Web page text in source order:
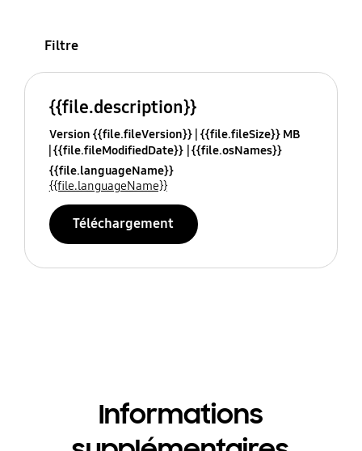
Filtre
{{file.description}}
Version {{file.fileVersion}} {{file.fileSize}} MB
{{file.fileModifiedDate}} {{file.osNames}}
{{file.languageName}}
{{file.languageName}}
Téléchargement
Informations